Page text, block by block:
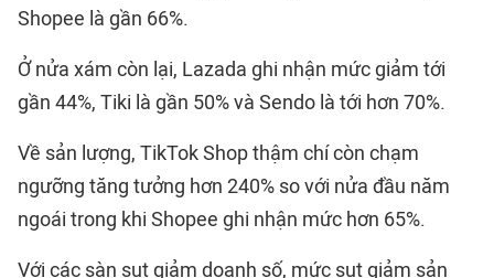
Shopee là gần 66%.
Ở nửa xám còn lại, Lazada ghi nhận mức giảm tới
gần 44%, Tiki là gần 50% và Sendo là tới hơn 70%.
Về sản lượng, TikTok Shop thậm chí còn chạm
ngưỡng tăng tưởng hơn 240% so với nửa đầu năm
ngoái trong khi Shopee ghi nhận mức hơn 65%.
Với các sàn sụt giảm doanh số, mức sụt giảm sản